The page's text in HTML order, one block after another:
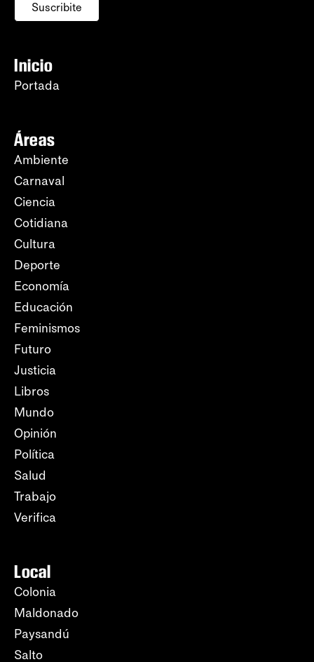
Suscribite
Inicio
Portada
Áreas
Ambiente
Carnaval
Ciencia
Cotidiana
Cultura
Deporte
Economía
Educación
Feminismos
Futuro
Justicia
Libros
Mundo
Opinión
Política
Salud
Trabajo
Verifica
Local
Colonia
Maldonado
Paysandú
Salto